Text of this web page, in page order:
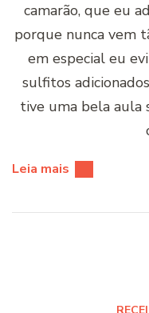
camarão, que eu
porque nunca vem
em especial eu
sulfitos
tive uma bela aula
Leia mais